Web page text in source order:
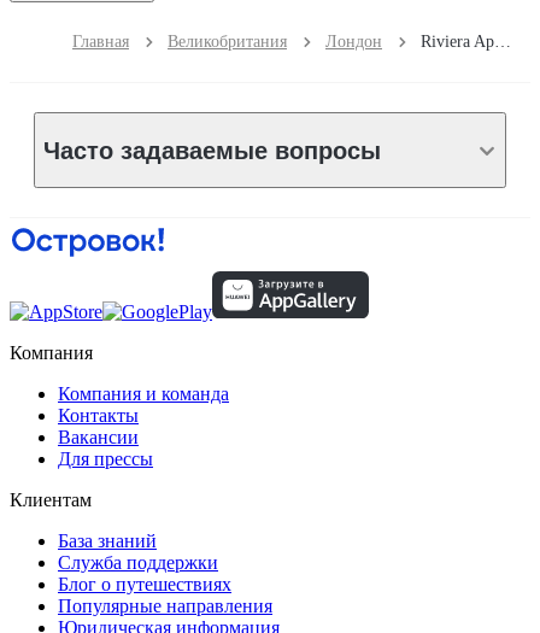
Главная Великобритания Лондон Riviera Apartments London
Часто задаваемые вопросы
Компания
Компания и команда
Контакты
Вакансии
Для прессы
Клиентам
База знаний
Служба поддержки
Блог о путешествиях
Популярные направления
Юридическая информация